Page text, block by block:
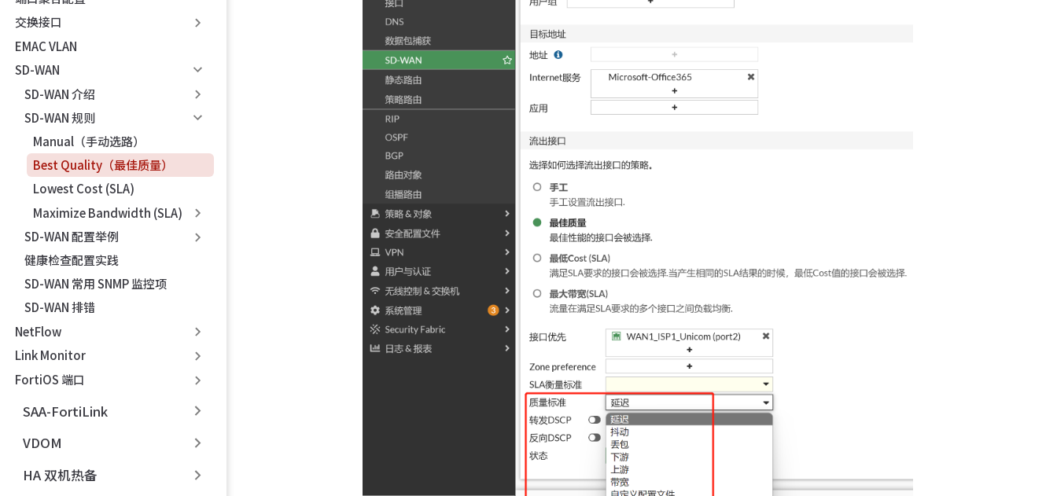
交换接口
EMAC VLAN
SD-WAN
SD-WAN 介绍
SD-WAN 规则
Manual（手动选路）
Best Quality（最佳质量）
Lowest Cost (SLA)
Maximize Bandwidth (SLA)
SD-WAN 配置举例
健康检查配置实践
SD-WAN 常用 SNMP 监控项
SD-WAN 排错
NetFlow
Link Monitor
FortiOS 端口
SAA-FortiLink
VDOM
HA 双机热备